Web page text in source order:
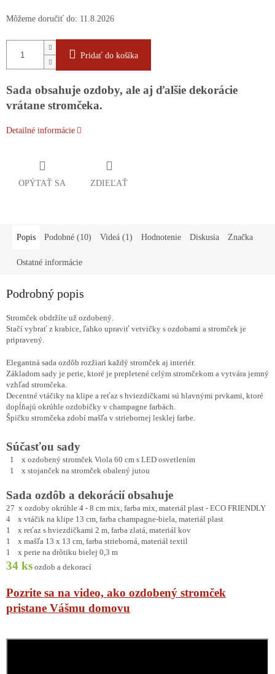
Môžeme doručiť do: 11.8.2026
Pridať do košíka
Sada obsahuje ozdoby, ale aj ďalšie dekorácie
vrátane stromčeka.
Detailné informácie
OPÝTAŤ SA ZDIEĽAŤ
Popis Podobné (10) Videá (1) Hodnotenie Diskusia Značka
Ostatné informácie
Podrobný popis
Stromček obdržíte už ozdobený.
Stačí vybrať z krabice, ľahko upraviť vetvičky s ozdobami a stromček je
pripravený.
Elegantná sada ozdôb rozžiari každý stromček aj interiér.
Základom sady je perie, ktoré je prepletené celým stromčekom a vytvára jemný
vzhľad stromčeka.
Decentné vtáčiky na klipe a reťaz s hviezdičkami sú hlavnými prvkami, ktoré
dopĺňajú okrúhle ozdobičky v champagne farbách.
Špičku stromčeka zdobí mašľa v striebornej lesklej farbe.
Súčasťou sady
1 x ozdobený stromček Viola 60 cm s LED osvetlením
1 x stojanček na stromček obalený jutou
Sada ozdôb a dekorácií obsahuje
27 x ozdoby okrúhle 4 - 8 cm mix, farba mix, materiál plast - ECO FRIENDLY
4 x vtáčik na klipe 13 cm, farba champagne-biela, materiál plast
1 x reťaz s hviezdičkami 2 m, farba zlatá, materiál kov
1 x mašľa 13 x 13 cm, farba strieborná, materiál textil
1 x perie na drôtiku bielej 0,3 m
34 ks ozdob a dekorací
Pozrite sa na video, ako ozdobený stromček
pristane Vášmu domovu